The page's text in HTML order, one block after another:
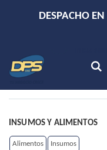
DESPACHO
INSUMOS Y ALIMENTOS
Alimentos Insumos